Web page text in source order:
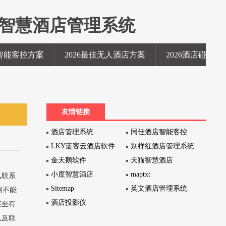
慧酒店管理系统
SEARCH
能客控方案 2026最佳无人酒店方案 2026酒店碰一碰
联系
不能
至有
联
友情链接
酒店管理系统
同佳酒店智能客控
LKY蓝客云酒店软件
别样红酒店管理系统
金天鹅软件
天猫智慧酒店
小度智慧酒店
maptxt
Sitemap
英文酒店管理系统
酒店投影仪